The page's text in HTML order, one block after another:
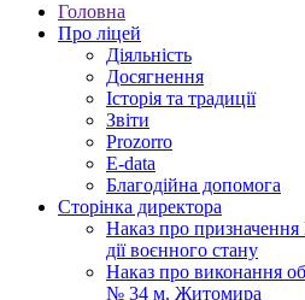
Головна
Про ліцей
Діяльність
Досягнення
Історія та традиції
Звіти
Prozorro
E-data
Благодійна допомога
Сторінка директора
Наказ про призначення
дії воєнного стану
Наказ про виконання
№ 34 м. Житомира